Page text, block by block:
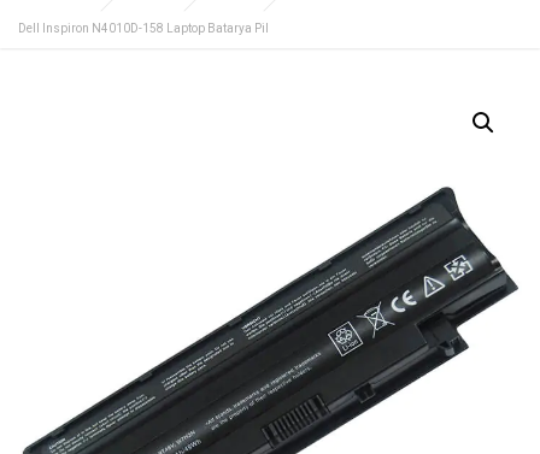
Dell Inspiron N4010D-158 Laptop Batarya Pil